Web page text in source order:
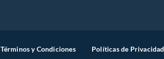
Términos y Condiciones Políticas de Privacidad